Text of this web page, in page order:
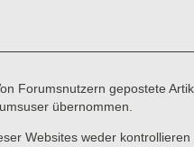
Forumsnutzern gepostete
übernommen.
Websites weder